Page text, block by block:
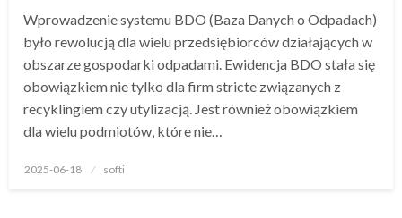
Wprowadzenie systemu BDO (Baza Danych o Odpadach)
było rewolucją dla wielu przedsiębiorców działających w
obszarze gospodarki odpadami. Ewidencja BDO stała się
obowiązkiem nie tylko dla firm stricte związanych z
recyklingiem czy utylizacją. Jest również obowiązkiem
dla wielu podmiotów, które nie…
Opublikowane
2025-06-18 softi